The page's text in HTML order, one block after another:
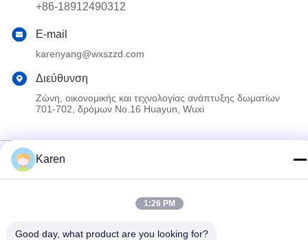
+86-18912490312
E-mail
karenyang@wxszzd.com
Διεύθυνση
Ζώνη, οικονομικής και τεχνολογίας ανάπτυξης δωματίων
701-702, δρόμων No.16 Huayun, Wuxi
Κίνα Καλό Ποιότητα Καυτή κόλλα λειωμένων μετάλλων PUR
Όλα τα δικαιώματα διατηρούνται.
Karen
1:26 PM
Good day, what product are you looking for?